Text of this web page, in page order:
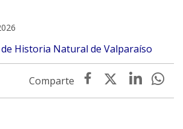
Historia Natural de Valparaíso